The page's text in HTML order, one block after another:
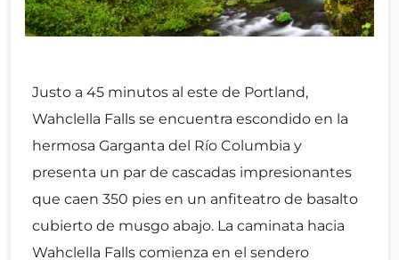
Justo a 45 minutos al este de Portland,
Wahclella Falls se encuentra escondido en la
hermosa Garganta del Río Columbia y
presenta un par de cascadas impresionantes
que caen 350 pies en un anfiteatro de basalto
cubierto de musgo abajo. La caminata hacia
Wahclella Falls comienza en el sendero